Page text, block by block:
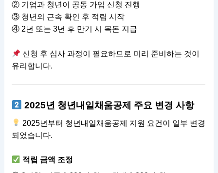
② 기업과 청년이 공동 가입 신청 진행
③ 청년의 근속 확인 후 적립 시작
④ 2년 또는 3년 후 만기 시 목돈 지급
신청 후 심사 과정이 필요하므로 미리 준비하는 것이
유리합니다.
2025년 청년내일채움공제 주요 변경 사항
2025년부터 청년내일채움공제 지원 요건이 일부 변경
되었습니다.
적립 금액 조정